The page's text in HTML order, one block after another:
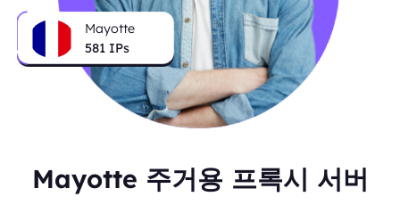
Mayotte
581 IPs
Mayotte 주거용 프록시 서버